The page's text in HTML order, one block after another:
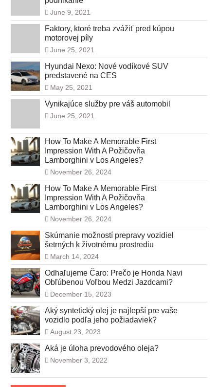
June 9, 2021
Faktory, ktoré treba zvážiť pred kúpou
motorovej píly
June 25, 2021
Hyundai Nexo: Nové vodíkové SUV
predstavené na CES
May 25, 2021
Vynikajúce služby pre váš automobil
June 25, 2021
How To Make A Memorable First
Impression With A Požičovňa
Lamborghini v Los Angeles?
November 26, 2024
How To Make A Memorable First
Impression With A Požičovňa
Lamborghini v Los Angeles?
November 26, 2024
Skúmanie možností prepravy vozidiel
šetrných k životnému prostrediu
March 14, 2024
Odhaľujeme Čaro: Prečo je Honda Navi
Obľúbenou Voľbou Medzi Jazdcami?
December 15, 2023
Aký syntetický olej je najlepší pre vaše
vozidlo podľa jeho požiadaviek?
August 23, 2023
Aká je úloha prevodového oleja?
November 3, 2022